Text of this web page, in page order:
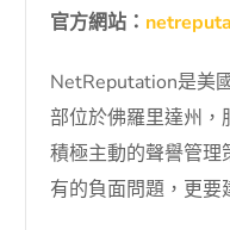
官方網站：
NetReputation是美
部位於佛羅里達州
積極主動的聲譽管
有的負面問題，更要